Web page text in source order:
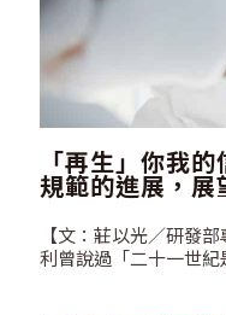
「再生」你我
規範的進展，展
【文：莊以光／研發部專案經理】 美
利曾說過「二十一世